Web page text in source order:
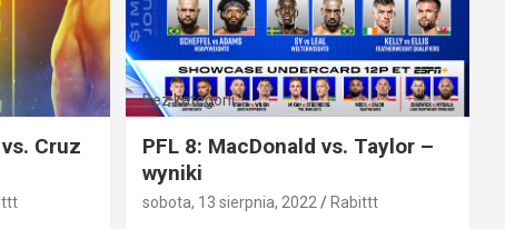
Cruz
Bez kategorii
PFL 8: MacDonald vs. Taylor –
wyniki
sobota, 13 sierpnia, 2022 Rabittt